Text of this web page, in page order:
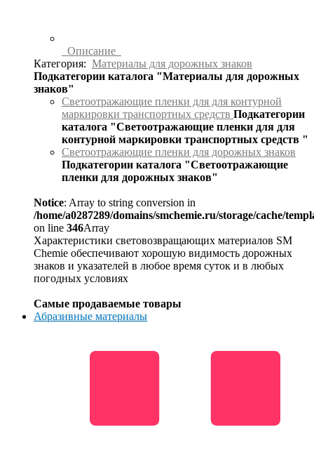
Описание
Категория: Материалы для дорожных знаков
Подкатегории каталога "Материалы для дорожных
знаков"
Светоотражающие пленки для для контурной
маркировки транспортных средств Подкатегории
каталога "Светоотражающие пленки для для
контурной маркировки транспортных средств "
Светоотражающие пленки для дорожных знаков
Подкатегории каталога "Светоотражающие
пленки для дорожных знаков"
Notice: Array to string conversion in
/home/a0287289/domains/smchemie.ru/storage/cache/
on line 346Array
Характеристики световозвращающих материалов SM
Chemie обеспечивают хорошую видимость дорожных
знаков и указателей в любое время суток и в любых
погодных условиях
Самые продаваемые товары
Абразивные материалы